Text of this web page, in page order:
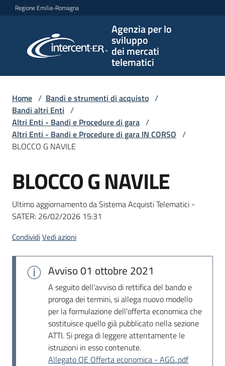
Vai al contenuto
Vai alla navigazione
Vai al footer
Regione Emilia-Romagna
Agenzia per lo
sviluppo
dei mercati
telematici
per lo
sviluppo
telematici
L'Agenzia
Bandi
strumenti
di
acquisto
Supporto
Piattaforme
telematiche
Home / Bandi e strumenti di acquisto /
Bandi altri Enti /
Altri Enti - Bandi e Procedure di gara /
Altri Enti - Bandi e Procedure di gara IN CORSO /
BLOCCO G NAVILE
Salta al contenuto
BLOCCO G NAVILE
Ultimo aggiornamento da Sistema Acquisti Telematici -
SATER: 26/02/2026 15:31
CondividiVedi azioni
Avviso01 ottobre 2021
A seguito dell'avviso di rettifica del bando e
proroga dei termini, si allega nuovo modello
per la formulazione dell'offerta economica che
sostituisce quello già pubblicato nella sezione
ATTI. Si prega di leggere attentamente le
istruzioni in esso contenute.
Allegato OE Offerta economica - AGG..pdf